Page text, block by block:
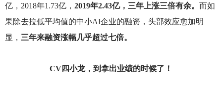
亿，2018年1.73亿， 2019年2.43亿，三年上涨三倍有余。 而如
果除去拉低平均值的中小AI企业的融资，头部效应愈加明
显， 三年来融资涨幅几乎超过七倍。
CV四小龙，到拿出业绩的时候了！